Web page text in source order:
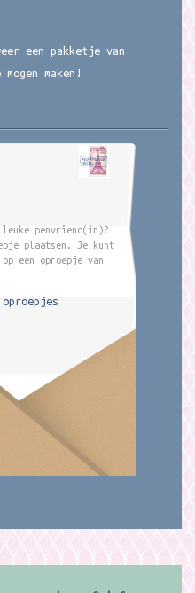
een pakketje van
maken!
leuke penvriend(in)?
plaatsen. Je kunt
een oproepje van